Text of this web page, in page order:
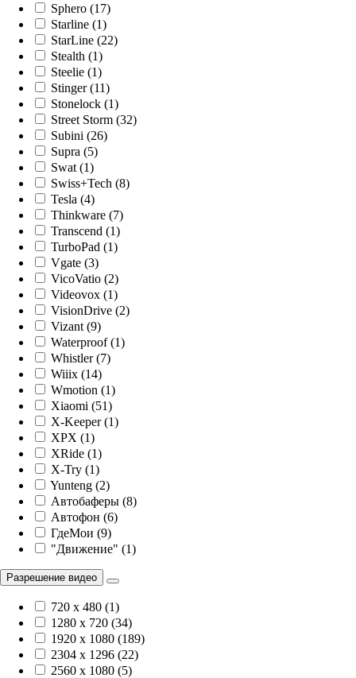
Sphero (17)
Starline (1)
StarLine (22)
Stealth (1)
Steelie (1)
Stinger (11)
Stonelock (1)
Street Storm (32)
Subini (26)
Supra (5)
Swat (1)
Swiss+Tech (8)
Tesla (4)
Thinkware (7)
Transcend (1)
TurboPad (1)
Vgate (3)
VicoVatio (2)
Videovox (1)
VisionDrive (2)
Vizant (9)
Waterproof (1)
Whistler (7)
Wiiix (14)
Wmotion (1)
Xiaomi (51)
X-Keeper (1)
XPX (1)
XRide (1)
X-Try (1)
Yunteng (2)
Автобаферы (8)
Автофон (6)
ГдеМои (9)
"Движение" (1)
Разрешение видео
720 x 480 (1)
1280 x 720 (34)
1920 х 1080 (189)
2304 x 1296 (22)
2560 x 1080 (5)